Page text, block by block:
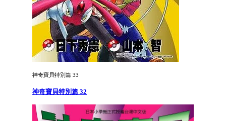
神奇寶貝特別篇 33
神奇寶貝特別篇 32